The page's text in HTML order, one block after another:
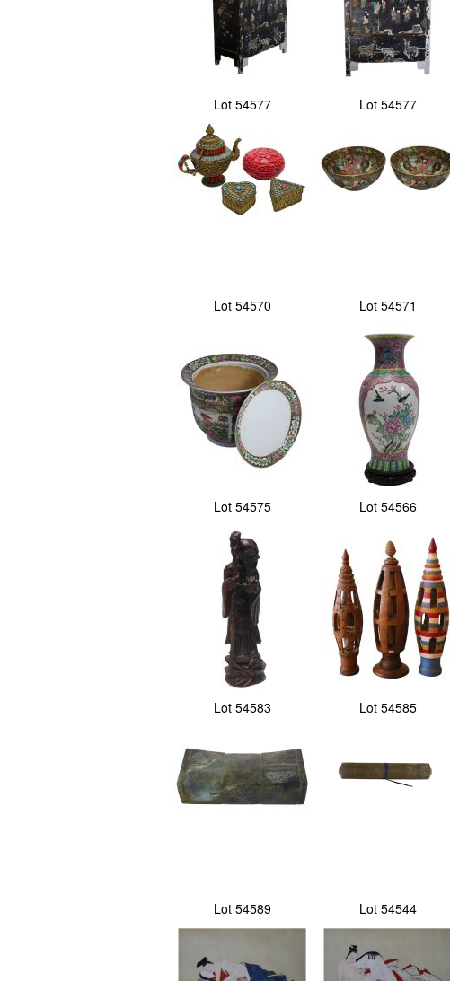
Lot 54577 Lot 54577
Lot 54570 Lot 54571
Lot 54575 Lot 54566
Lot 54583 Lot 54585
Lot 54589 Lot 54544